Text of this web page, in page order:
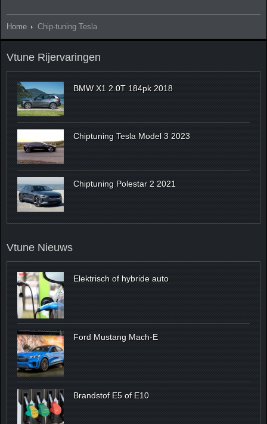
Home Chip-tuning Tesla
Vtune Rijervaringen
BMW X1 2.0T 184pk 2018
Chiptuning Tesla Model 3 2023
Chiptuning Polestar 2 2021
Vtune Nieuws
Elektrisch of hybride auto
Ford Mustang Mach-E
Brandstof E5 of E10